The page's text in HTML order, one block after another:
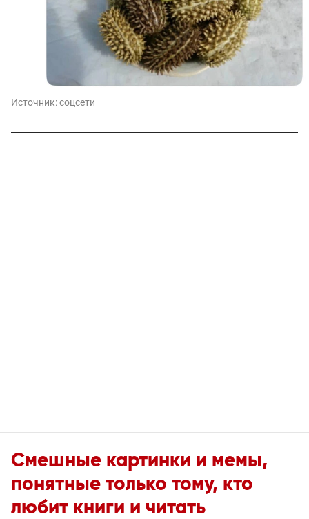
Источник:соцсети
Смешные картинки и мемы,
понятные только тому, кто
любит книги и читать